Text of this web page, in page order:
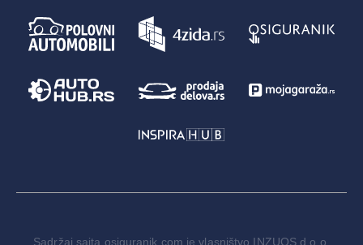
Sadržaj sajta osiguranik.com je vlasništvo INZUOS d.o.o.